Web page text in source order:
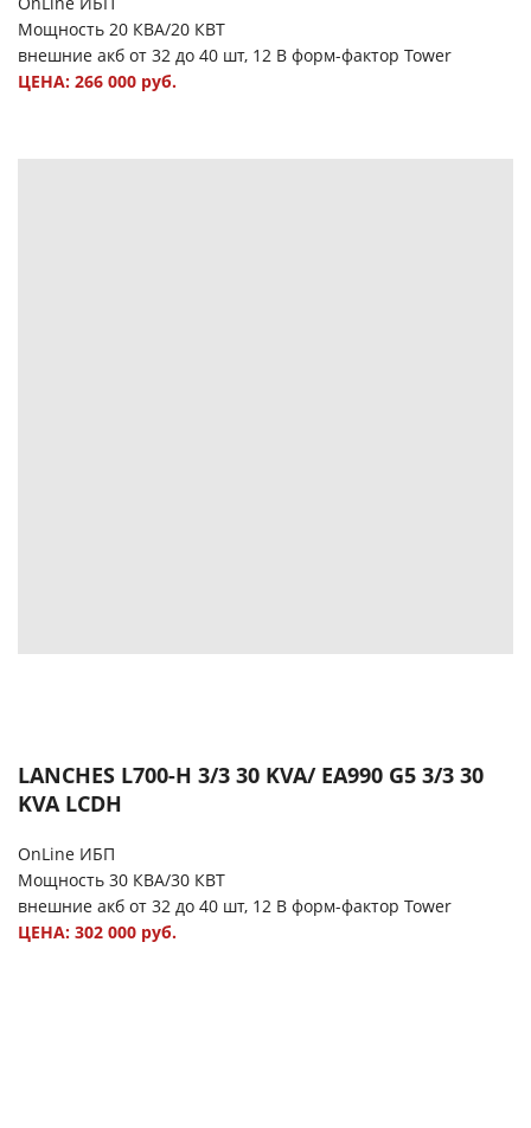
Мощность 20 КВА/20 КВТ
внешние акб от 32 до 40 шт, 12 В форм-фактор Tower
ЦЕНА: 266 000 руб.
LANCHES L700-H 3/3 30 KVA/ EA990 G5 3/3 30
KVA LCDH
OnLine ИБП
Мощность 30 КВА/30 КВТ
внешние акб от 32 до 40 шт, 12 В форм-фактор Tower
ЦЕНА: 302 000 руб.